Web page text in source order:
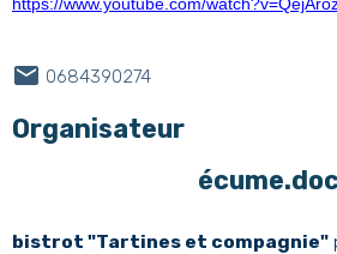
0684390274
Organisateur
écume.doc
bistrot "Tartines et compagnie"